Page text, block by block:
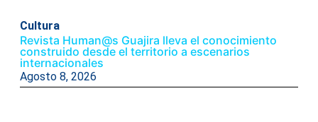
Cultura
Revista Human@s Guajira lleva el conocimiento
construido desde el territorio a escenarios
internacionales
Agosto 8, 2026